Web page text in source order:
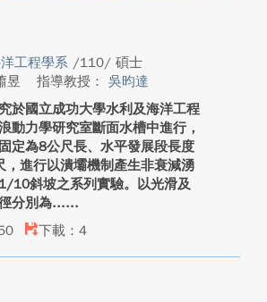
工程學系 /110/ 碩士
昱
指導教授： 吳昀達
於國立成功大學水利及海洋工程
動力學研究室斷面水槽中進行，
定為8公尺長、水平發展段長度
，進行以潰壩機制產生非衰減湧
10斜坡之系列實驗。以光滑及
分別為...
下載：4